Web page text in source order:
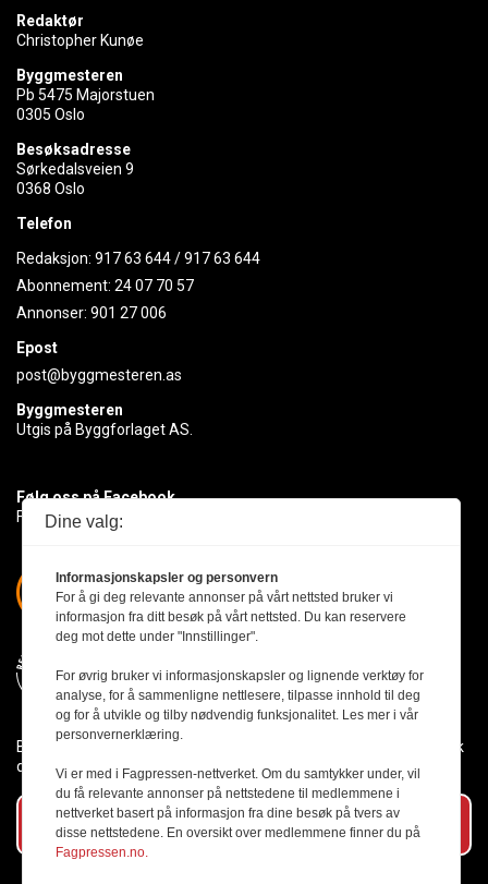
Redaktør
Christopher Kunøe
Byggmesteren
Pb 5475 Majorstuen
0305 Oslo
Besøksadresse
Sørkedalsveien 9
0368 Oslo
Telefon
Redaksjon: 917 63 644/917 63 644
Abonnement: 24 07 70 57
Annonser: 901 27 006
Epost
post@byggmesteren.as
Byggmesteren
Utgis på Byggforlaget AS.
Følg oss på Facebook
Få med deg det siste innen byggebransjen
Byggmesteren følger Vær Varsom-plakaten og presseetikken slik
den er nedfelt i Redaktørplakaten.
Abonner på vårt nyhetsbrev
Dine valg:
Informasjonskapsler og personvern
For å gi deg relevante annonser på vårt nettsted bruker vi
informasjon fra ditt besøk på vårt nettsted. Du kan reservere
deg mot dette under "Innstillinger".
For øvrig bruker vi informasjonskapsler og lignende verktøy for
analyse, for å sammenligne nettlesere, tilpasse innhold til deg
og for å utvikle og tilby nødvendig funksjonalitet. Les mer i vår
personvernerklæring.
Vi er med i Fagpressen-nettverket. Om du samtykker under, vil
du få relevante annonser på nettstedene til medlemmene i
nettverket basert på informasjon fra dine besøk på tvers av
disse nettstedene. En oversikt over medlemmene finner du på
Fagpressen.no.